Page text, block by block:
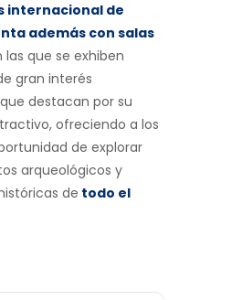
internacional de
además con salas
las que se exhiben
gran interés
destacan por su
ofreciendo a los
de explorar
arqueológicos y
de todo el